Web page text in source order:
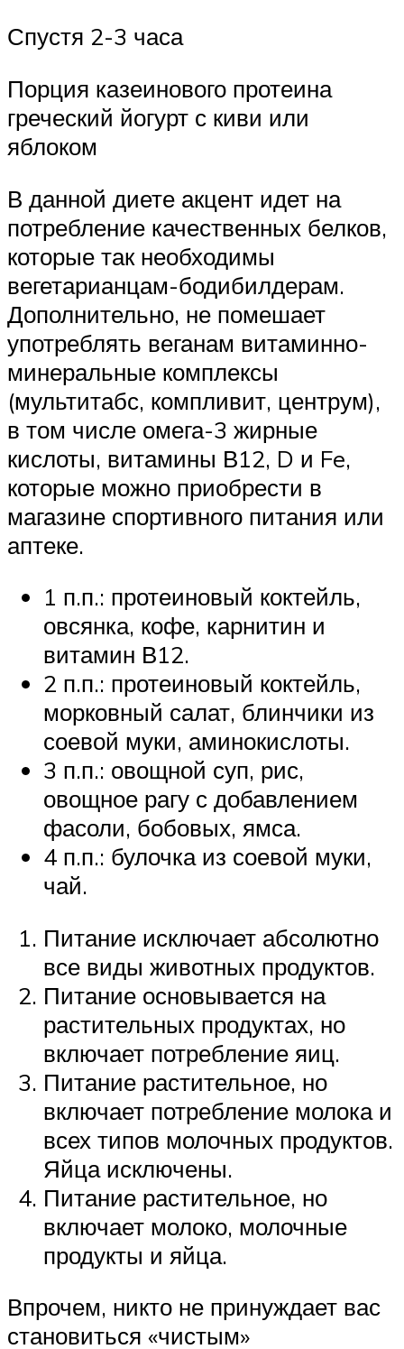
Спустя 2-3 часа
Порция казеинового протеина
греческий йогурт с киви или
яблоком
В данной диете акцент идет на
потребление качественных белков,
которые так необходимы
вегетарианцам-бодибилдерам.
Дополнительно, не помешает
употреблять веганам витаминно-
минеральные комплексы
(мультитабс, компливит, центрум),
в том числе омега-3 жирные
кислоты, витамины В12, D и Fe,
которые можно приобрести в
магазине спортивного питания или
аптеке.
1 п.п.: протеиновый коктейль,
овсянка, кофе, карнитин и
витамин В12.
2 п.п.: протеиновый коктейль,
морковный салат, блинчики из
соевой муки, аминокислоты.
3 п.п.: овощной суп, рис,
овощное рагу с добавлением
фасоли, бобовых, ямса.
4 п.п.: булочка из соевой муки,
чай.
Питание исключает абсолютно
все виды животных продуктов.
Питание основывается на
растительных продуктах, но
включает потребление яиц.
Питание растительное, но
включает потребление молока и
всех типов молочных продуктов.
Яйца исключены.
Питание растительное, но
включает молоко, молочные
продукты и яйца.
Впрочем, никто не принуждает вас
становиться «чистым»